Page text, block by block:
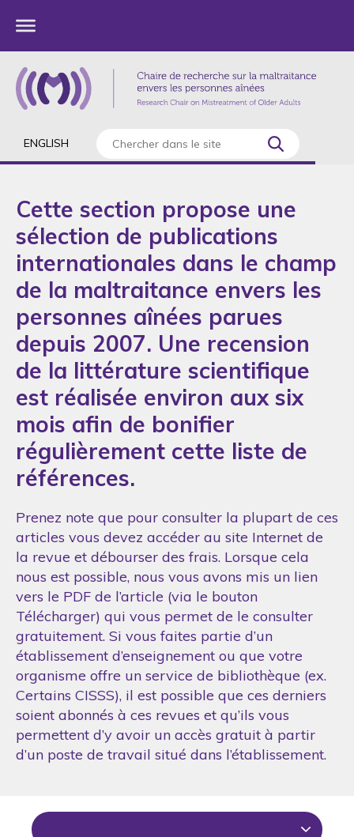
ENGLISH
Cette section propose une
sélection de publications
internationales dans le champ
de la maltraitance envers les
personnes aînées parues
depuis 2007. Une recension
de la littérature scientifique
est réalisée environ aux six
mois afin de bonifier
régulièrement cette liste de
références.
Prenez note que pour consulter la plupart de ces
articles vous devez accéder au site Internet de
la revue et débourser des frais. Lorsque cela
nous est possible, nous vous avons mis un lien
vers le PDF de l’article (via le bouton
Télécharger) qui vous permet de le consulter
gratuitement. Si vous faites partie d’un
établissement d’enseignement ou que votre
organisme offre un service de bibliothèque (ex.
Certains CISSS), il est possible que ces derniers
soient abonnés à ces revues et qu’ils vous
permettent d’y avoir un accès gratuit à partir
d’un poste de travail situé dans l’établissement.